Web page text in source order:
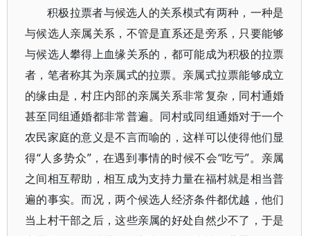
积极拉票者与候选人的关系模式有两种，一种是
与候选人亲属关系，不管是直系还是旁系，只要能够
与候选人攀得上血缘关系的，都可能成为积极的拉票
者，笔者称其为亲属式的拉票。亲属式拉票能够成立
的缘由是，村庄内部的亲属关系非常复杂，同村通婚
甚至同组通婚都非常普遍。同村或同组通婚对于一个
农民家庭的意义是不言而喻的，这样可以使得他们显
得“人多势众”，在遇到事情的时候不会“吃亏”。亲属
之间相互帮助，相互成为支持力量在福村就是相当普
遍的事实。而况，两个候选人经济条件都优越，他们
当上村干部之后，这些亲属的好处自然少不了，于是